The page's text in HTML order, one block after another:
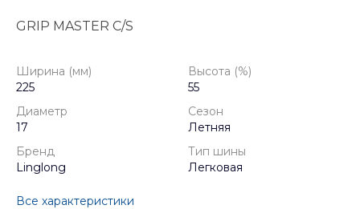
GRIP MASTER C/S
Ширина (мм)
225
Высота (%)
55
Диаметр
17
Сезон
Летняя
Бренд
Linglong
Тип шины
Легковая
Все характеристики